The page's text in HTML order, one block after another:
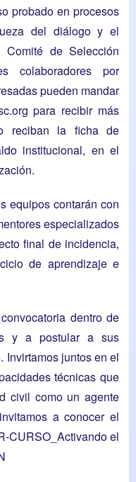
probado en procesos
del diálogo y el
de Selección
colaboradores por
pueden mandar
para recibir más
reciban la ficha de
institucional, en el
equipos contarán con
especializados
final de incidencia,
de aprendizaje e
dentro de
y a postular a sus
Invirtamos juntos en el
técnicas que
civil como un agente
a conocer el
CURSO_Activando el